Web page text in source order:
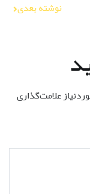
نوشتهٔ بعدی
علامت‌گذاری